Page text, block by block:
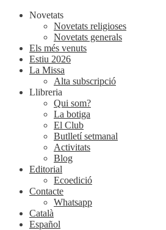
Novetats
Novetats religioses
Novetats generals
Els més venuts
Estiu 2026
La Missa
Alta subscripció
Llibreria
Qui som?
La botiga
El Club
Butlletí setmanal
Activitats
Blog
Editorial
Ecoedició
Contacte
Whatsapp
Català
Español